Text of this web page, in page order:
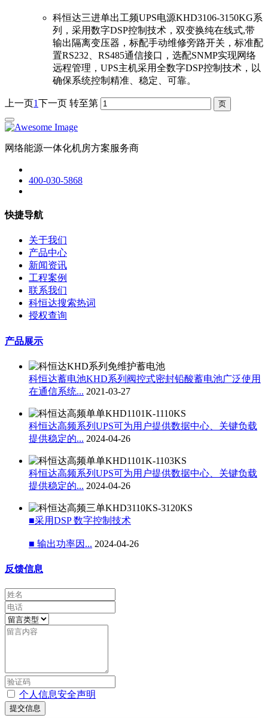
科恒达三进单出工频UPS电源KHD3106-3150KG系
列，采用数字DSP控制技术，双变换纯在线式,带
输出隔离变压器，标配手动维修旁路开关，标准配
置RS232、RS485通信接口，选配SNMP实现网络
远程管理，UPS主机采用全数字DSP控制技术，以
确保系统控制精准、稳定、可靠。
上一页1下一页 转至第
网络能源一体化机房方案服务商
400-030-5868
快捷导航
关于我们
产品中心
新闻资讯
工程案例
联系我们
科恒达搜索热词
授权查询
产品展示
科恒达蓄电池KHD系列阀控式密封铅酸蓄电池广泛使用
在通信系统... 2021-03-27
科恒达高频系列UPS可为用户提供数据中心、关键负载
提供稳定的... 2024-04-26
科恒达高频系列UPS可为用户提供数据中心、关键负载
提供稳定的... 2024-04-26
■采用DSP 数字控制技术
■ 输出功率因... 2024-04-26
反馈信息
个人信息安全声明
提交信息